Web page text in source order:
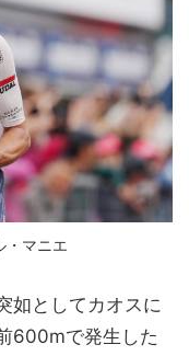
・マニエ
如としてカオスに
600mで発生した